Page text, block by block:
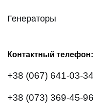
Генераторы
Контактный телефон:
+38 (067) 641-03-34
+38 (073) 369-45-96